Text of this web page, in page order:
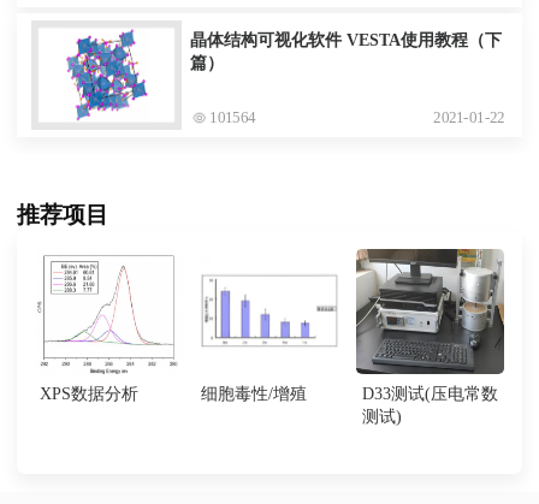
晶体结构可视化软件 VESTA使用教程（下
篇）
101564 2021-01-22
推荐项目
XPS数据分析 细胞毒性/增殖
D33测试(压电常数
测试)